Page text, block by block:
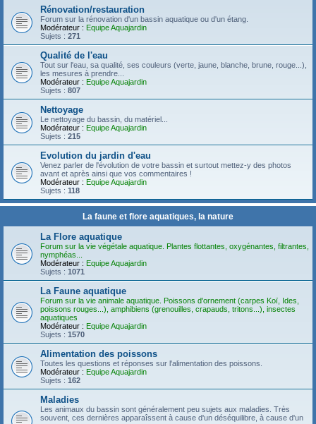
Rénovation/restauration
Forum sur la rénovation d'un bassin aquatique ou d'un étang.
Modérateur : Equipe Aquajardin
Sujets : 271
Qualité de l'eau
Tout sur l'eau, sa qualité, ses couleurs (verte, jaune, blanche, brune, rouge...),
les mesures à prendre...
Modérateur : Equipe Aquajardin
Sujets : 807
Nettoyage
Le nettoyage du bassin, du matériel...
Modérateur : Equipe Aquajardin
Sujets : 215
Evolution du jardin d'eau
Venez parler de l'évolution de votre bassin et surtout mettez-y des photos
avant et après ainsi que vos commentaires !
Modérateur : Equipe Aquajardin
Sujets : 118
La faune et flore aquatiques, la nature
La Flore aquatique
Forum sur la vie végétale aquatique. Plantes flottantes, oxygénantes, filtrantes,
nymphéas...
Modérateur : Equipe Aquajardin
Sujets : 1071
La Faune aquatique
Forum sur la vie animale aquatique. Poissons d'ornement (carpes Koï, Ides,
poissons rouges...), amphibiens (grenouilles, crapauds, tritons...), insectes
aquatiques
Modérateur : Equipe Aquajardin
Sujets : 1570
Alimentation des poissons
Toutes les questions et réponses sur l'alimentation des poissons.
Modérateur : Equipe Aquajardin
Sujets : 162
Maladies
Les animaux du bassin sont généralement peu sujets aux maladies. Très
souvent, ces dernières apparaîssent à cause d'un déséquilibre, à cause d'un